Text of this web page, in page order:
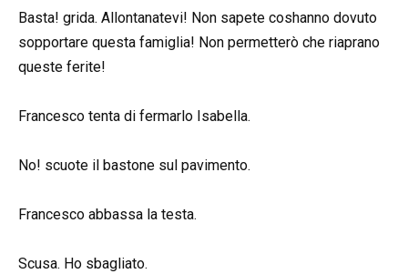
Basta! grida. Allontanatevi! Non sapete coshanno dovuto
sopportare questa famiglia! Non permetterò che riaprano
queste ferite!
Francesco tenta di fermarlo Isabella.
No! scuote il bastone sul pavimento.
Francesco abbassa la testa.
Scusa. Ho sbagliato.